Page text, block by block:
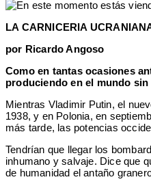
LA CARNICERIA
por Ricardo Angoso
Como en tantas ocasiones
produciendo en el mundo
Mientras Vladimir Putin, el
1938, y en Polonia, en
más tarde, las potencias
Tendrían que llegar los
inhumano y salvaje. Dice que
de humanidad el antaño